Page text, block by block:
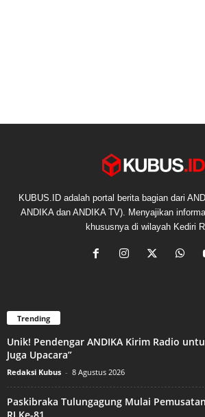
KUBUS.ID adalah portal berita bagian dari
ANDIKA dan ANDIKA TV). Menyajikan
khususnya di wilayah Kediri
Trending
Unik! Pendengar ANDIKA Kirim Radio
Juga Upacara”
Redaksi Kubus - 8 Agustus 2026
Paskibraka Tulungagung Mulai